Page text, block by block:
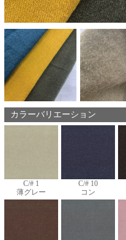
カラーバリエーション
C/# 1
薄グレー
C/# 10
コン